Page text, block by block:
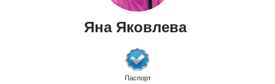
Яна Яковлева
Паспорт